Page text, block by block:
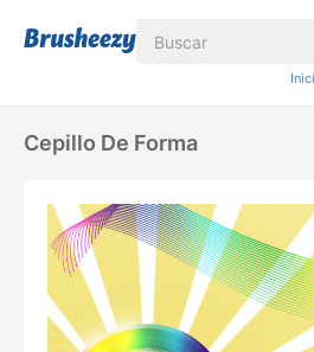
Cepillo De Forma